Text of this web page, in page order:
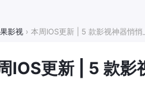
影视 › 本周IOS更新 | 5 款影视神器悄悄
IOS更新 | 5 款影